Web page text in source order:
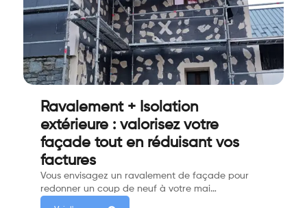
Ravalement + Isolation
extérieure : valorisez votre
façade tout en réduisant vos
factures
Vous envisagez un ravalement de façade pour
redonner un coup de neuf à votre mai…